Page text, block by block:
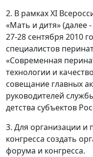
2. В рамках XI
«Мать и дитя» (далее
27-28 сентября 2010
специалистов
«Современная
технологии и
совещание главных
руководителей
детства субъектов
3. Для организации и
конгресса создать
форума и конгресса.